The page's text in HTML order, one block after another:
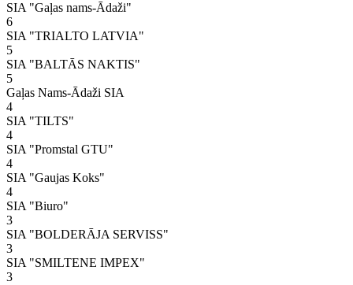
SIA "Gaļas nams-Ādaži"
6
SIA "TRIALTO LATVIA"
5
SIA "BALTĀS NAKTIS"
5
Gaļas Nams-Ādaži SIA
4
SIA "TILTS"
4
SIA "Promstal GTU"
4
SIA "Gaujas Koks"
4
SIA "Biuro"
3
SIA "BOLDERĀJA SERVISS"
3
SIA "SMILTENE IMPEX"
3